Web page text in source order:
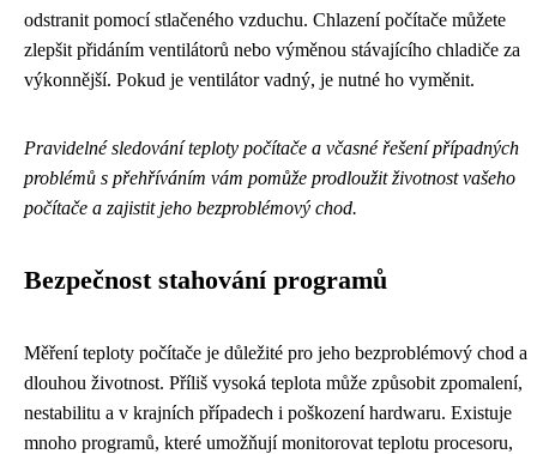
odstranit pomocí stlačeného vzduchu. Chlazení počítače můžete
zlepšit přidáním ventilátorů nebo výměnou stávajícího chladiče za
výkonnější. Pokud je ventilátor vadný, je nutné ho vyměnit.
Pravidelné sledování teploty počítače a včasné řešení případných
problémů s přehříváním vám pomůže prodloužit životnost vašeho
počítače a zajistit jeho bezproblémový chod.
Bezpečnost stahování programů
Měření teploty počítače je důležité pro jeho bezproblémový chod a
dlouhou životnost. Příliš vysoká teplota může způsobit zpomalení,
nestabilitu a v krajních případech i poškození hardwaru. Existuje
mnoho programů, které umožňují monitorovat teplotu procesoru,